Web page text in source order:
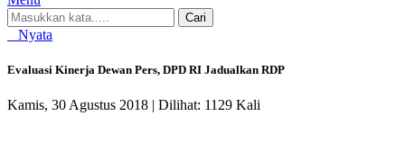
Cari
Nyata
Evaluasi Kinerja Dewan Pers, DPD RI Jadualkan RDP
Kamis, 30 Agustus 2018 | Dilihat: 1129 Kali